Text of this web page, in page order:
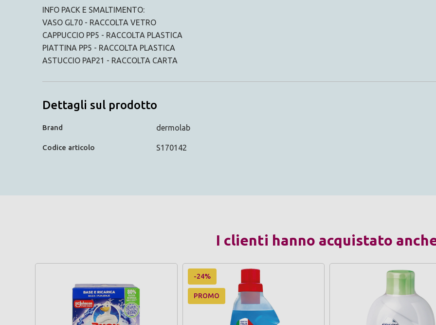
INFO PACK E SMALTIMENTO:
VASO GL70 - RACCOLTA VETRO
CAPPUCCIO PP5 - RACCOLTA PLASTICA
PIATTINA PP5 - RACCOLTA PLASTICA
ASTUCCIO PAP21 - RACCOLTA CARTA
Dettagli sul prodotto
Brand dermolab
Codice articolo S170142
I clienti hanno acquistato
-24%
PROMO